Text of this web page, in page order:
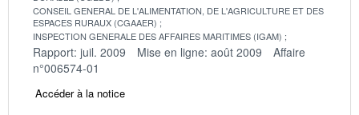
CONSEIL GENERAL DE L'ALIMENTATION, DE L'AGRICULTURE ET DES
ESPACES RURAUX (CGAAER)
INSPECTION GENERALE DES AFFAIRES MARITIMES (IGAM)
Rapport: juil. 2009 Mise en ligne: août 2009
Affaire
n°006574-01
Accéder à la notice